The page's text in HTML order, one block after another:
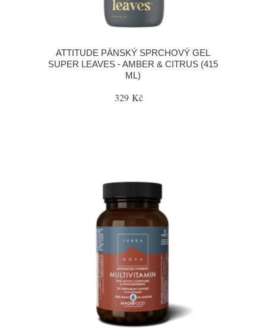
ATTITUDE PÁNSKÝ SPRCHOVÝ GEL
SUPER LEAVES - AMBER & CITRUS (415
ML)
329 Kč